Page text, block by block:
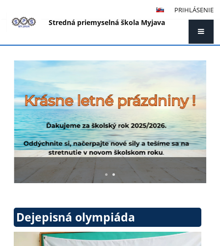
PRIHLÁSENIE
Stredná priemyselná škola Myjava
Hlavná
stránka
Ponuky práce SPŠ Myjava
Dejepisná olympiáda